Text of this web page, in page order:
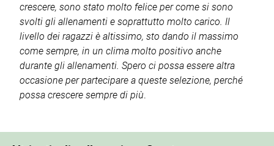
crescere, sono stato molto felice per come si sono
svolti gli allenamenti e soprattutto molto carico. Il
livello dei ragazzi è altissimo, sto dando il massimo
come sempre, in un clima molto positivo anche
durante gli allenamenti. Spero ci possa essere altra
occasione per partecipare a queste selezione, perché
possa crescere sempre di più.